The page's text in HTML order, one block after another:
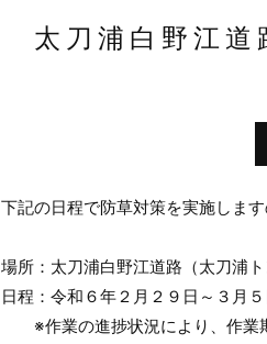
太刀浦白野江
下記の日程で防草対策を実施します
場所：太刀浦白野江道路（太刀浦ト
日程：令和６年２月２９日～３月
※作業の進捗状況により、作業